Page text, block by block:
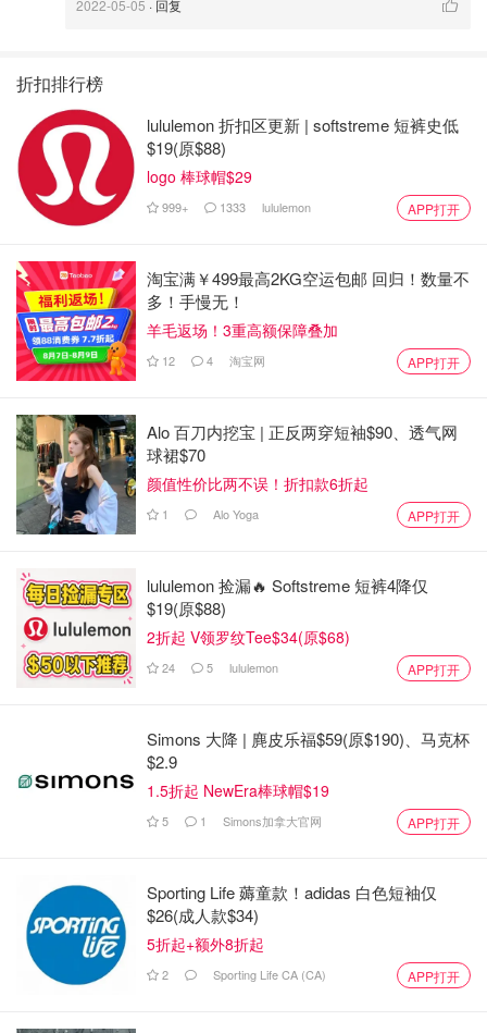
2022-05-05 · 回复
折扣排行榜
lululemon 折扣区更新 | softstreme 短裤史低
$19(原$88)
logo 棒球帽$29
999+ 1333 lululemon APP打开
淘宝满￥499最高2KG空运包邮 回归！数量不
多！手慢无！
羊毛返场！3重高额保障叠加
12 4 淘宝网 APP打开
Alo 百刀内挖宝 | 正反两穿短袖$90、透气网
球裙$70
颜值性价比两不误！折扣款6折起
1 Alo Yoga APP打开
lululemon 捡漏🔥 Softstreme 短裤4降仅
$19(原$88)
2折起 V领罗纹Tee$34(原$68)
24 5 lululemon APP打开
Simons 大降 | 麂皮乐福$59(原$190)、马克杯
$2.9
1.5折起 NewEra棒球帽$19
5 1 Simons加拿大官网 APP打开
Sporting Life 薅童款！adidas 白色短袖仅
$26(成人款$34)
5折起+额外8折起
2 Sporting Life CA (CA) APP打开